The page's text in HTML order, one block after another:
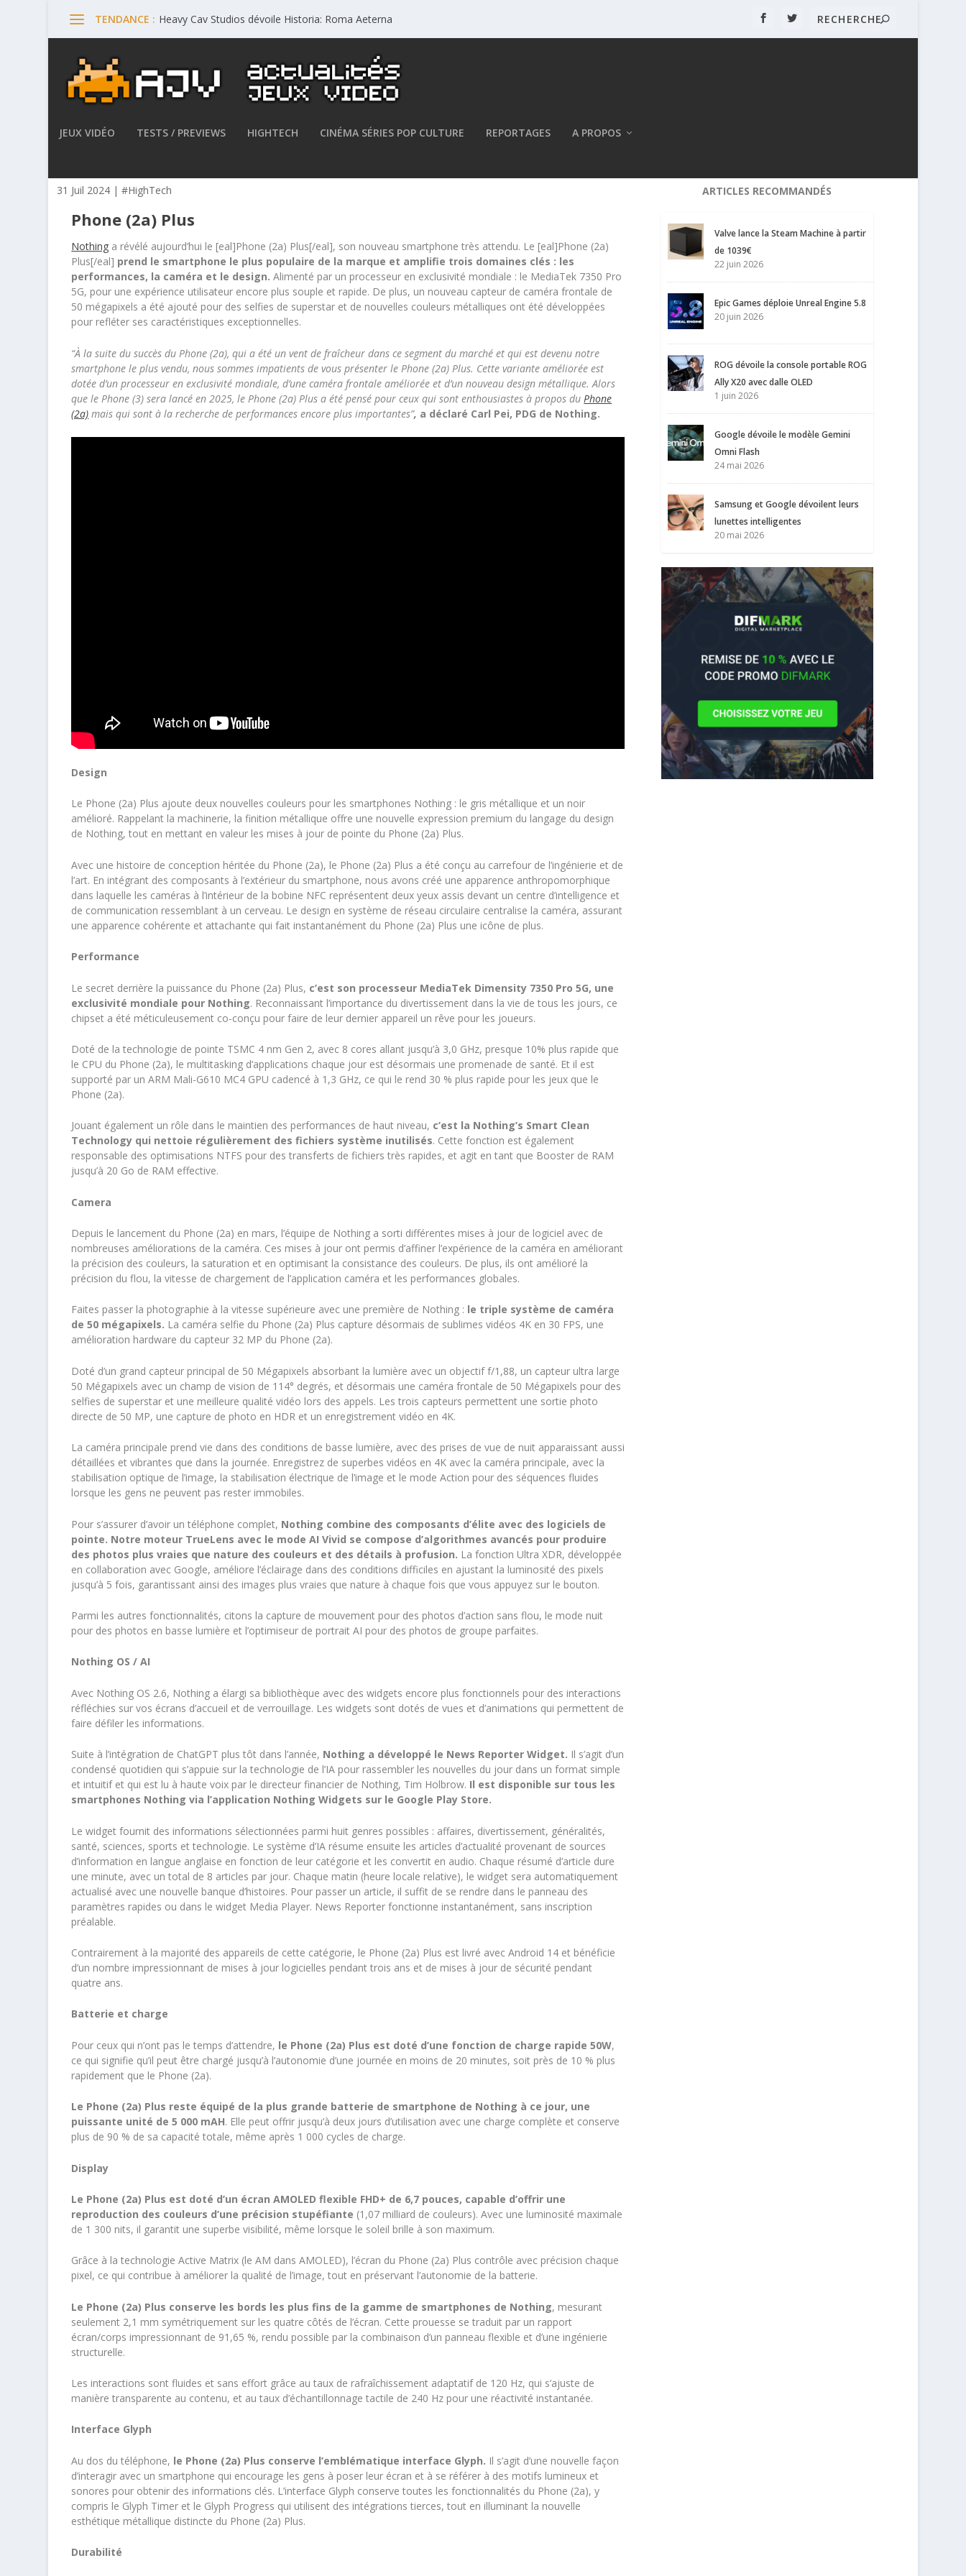
TENDANCE : Heavy Cav Studios dévoile Historia: Roma Aeterna
JEUX VIDÉO TESTS / PREVIEWS HIGHTECH CINÉMA SÉRIES POP CULTURE REPORTAGES A PROPOS
31 Juil 2024 |#HighTech
Phone (2a) Plus
Nothing a révélé aujourd’hui le [eal]Phone (2a) Plus[/eal], son nouveau smartphone très attendu. Le [eal]Phone (2a)
Plus[/eal] prend le smartphone le plus populaire de la marque et amplifie trois domaines clés : les
performances, la caméra et le design. Alimenté par un processeur en exclusivité mondiale : le MediaTek 7350 Pro
5G, pour une expérience utilisateur encore plus souple et rapide. De plus, un nouveau capteur de caméra frontale de
50 mégapixels a été ajouté pour des selfies de superstar et de nouvelles couleurs métalliques ont été développées
pour refléter ses caractéristiques exceptionnelles.
“À la suite du succès du Phone (2a), qui a été un vent de fraîcheur dans ce segment du marché et qui est devenu notre
smartphone le plus vendu, nous sommes impatients de vous présenter le Phone (2a) Plus. Cette variante améliorée est
dotée d’un processeur en exclusivité mondiale, d’une caméra frontale améliorée et d’un nouveau design métallique. Alors
que le Phone (3) sera lancé en 2025, le Phone (2a) Plus a été pensé pour ceux qui sont enthousiastes à propos du Phone
(2a) mais qui sont à la recherche de performances encore plus importantes”, a déclaré Carl Pei, PDG de Nothing.
Design
Le Phone (2a) Plus ajoute deux nouvelles couleurs pour les smartphones Nothing : le gris métallique et un noir
amélioré. Rappelant la machinerie, la finition métallique offre une nouvelle expression premium du langage du design
de Nothing, tout en mettant en valeur les mises à jour de pointe du Phone (2a) Plus.
Avec une histoire de conception héritée du Phone (2a), le Phone (2a) Plus a été conçu au carrefour de l’ingénierie et de
l’art. En intégrant des composants à l’extérieur du smartphone, nous avons créé une apparence anthropomorphique
dans laquelle les caméras à l’intérieur de la bobine NFC représentent deux yeux assis devant un centre d’intelligence et
de communication ressemblant à un cerveau. Le design en système de réseau circulaire centralise la caméra, assurant
une apparence cohérente et attachante qui fait instantanément du Phone (2a) Plus une icône de plus.
Performance
Le secret derrière la puissance du Phone (2a) Plus, c’est son processeur MediaTek Dimensity 7350 Pro 5G, une
exclusivité mondiale pour Nothing. Reconnaissant l’importance du divertissement dans la vie de tous les jours, ce
chipset a été méticuleusement co-conçu pour faire de leur dernier appareil un rêve pour les joueurs.
Doté de la technologie de pointe TSMC 4 nm Gen 2, avec 8 cores allant jusqu’à 3,0 GHz, presque 10% plus rapide que
le CPU du Phone (2a), le multitasking d’applications chaque jour est désormais une promenade de santé. Et il est
supporté par un ARM Mali-G610 MC4 GPU cadencé à 1,3 GHz, ce qui le rend 30 % plus rapide pour les jeux que le
Phone (2a).
Jouant également un rôle dans le maintien des performances de haut niveau, c’est la Nothing’s Smart Clean
Technology qui nettoie régulièrement des fichiers système inutilisés. Cette fonction est également
responsable des optimisations NTFS pour des transferts de fichiers très rapides, et agit en tant que Booster de RAM
jusqu’à 20 Go de RAM effective.
Camera
Depuis le lancement du Phone (2a) en mars, l’équipe de Nothing a sorti différentes mises à jour de logiciel avec de
nombreuses améliorations de la caméra. Ces mises à jour ont permis d’affiner l’expérience de la caméra en améliorant
la précision des couleurs, la saturation et en optimisant la consistance des couleurs. De plus, ils ont amélioré la
précision du flou, la vitesse de chargement de l’application caméra et les performances globales.
Faites passer la photographie à la vitesse supérieure avec une première de Nothing : le triple système de caméra
de 50 mégapixels. La caméra selfie du Phone (2a) Plus capture désormais de sublimes vidéos 4K en 30 FPS, une
amélioration hardware du capteur 32 MP du Phone (2a).
Doté d’un grand capteur principal de 50 Mégapixels absorbant la lumière avec un objectif f/1,88, un capteur ultra large
50 Mégapixels avec un champ de vision de 114° degrés, et désormais une caméra frontale de 50 Mégapixels pour des
selfies de superstar et une meilleure qualité vidéo lors des appels. Les trois capteurs permettent une sortie photo
directe de 50 MP, une capture de photo en HDR et un enregistrement vidéo en 4K.
La caméra principale prend vie dans des conditions de basse lumière, avec des prises de vue de nuit apparaissant aussi
détaillées et vibrantes que dans la journée. Enregistrez de superbes vidéos en 4K avec la caméra principale, avec la
stabilisation optique de l’image, la stabilisation électrique de l’image et le mode Action pour des séquences fluides
lorsque les gens ne peuvent pas rester immobiles.
Pour s’assurer d’avoir un téléphone complet, Nothing combine des composants d’élite avec des logiciels de
pointe. Notre moteur TrueLens avec le mode AI Vivid se compose d’algorithmes avancés pour produire
des photos plus vraies que nature des couleurs et des détails à profusion. La fonction Ultra XDR, développée
en collaboration avec Google, améliore l’éclairage dans des conditions difficiles en ajustant la luminosité des pixels
jusqu’à 5 fois, garantissant ainsi des images plus vraies que nature à chaque fois que vous appuyez sur le bouton.
Parmi les autres fonctionnalités, citons la capture de mouvement pour des photos d’action sans flou, le mode nuit
pour des photos en basse lumière et l’optimiseur de portrait AI pour des photos de groupe parfaites.
Nothing OS / AI
Avec Nothing OS 2.6, Nothing a élargi sa bibliothèque avec des widgets encore plus fonctionnels pour des interactions
réfléchies sur vos écrans d’accueil et de verrouillage. Les widgets sont dotés de vues et d’animations qui permettent de
faire défiler les informations.
Suite à l’intégration de ChatGPT plus tôt dans l’année, Nothing a développé le News Reporter Widget. Il s’agit d’un
condensé quotidien qui s’appuie sur la technologie de l’IA pour rassembler les nouvelles du jour dans un format simple
et intuitif et qui est lu à haute voix par le directeur financier de Nothing, Tim Holbrow. Il est disponible sur tous les
smartphones Nothing via l’application Nothing Widgets sur le Google Play Store.
Le widget fournit des informations sélectionnées parmi huit genres possibles : affaires, divertissement, généralités,
santé, sciences, sports et technologie. Le système d’IA résume ensuite les articles d’actualité provenant de sources
d’information en langue anglaise en fonction de leur catégorie et les convertit en audio. Chaque résumé d’article dure
une minute, avec un total de 8 articles par jour. Chaque matin (heure locale relative), le widget sera automatiquement
actualisé avec une nouvelle banque d’histoires. Pour passer un article, il suffit de se rendre dans le panneau des
paramètres rapides ou dans le widget Media Player. News Reporter fonctionne instantanément, sans inscription
préalable.
Contrairement à la majorité des appareils de cette catégorie, le Phone (2a) Plus est livré avec Android 14 et bénéficie
d’un nombre impressionnant de mises à jour logicielles pendant trois ans et de mises à jour de sécurité pendant
quatre ans.
Batterie et charge
Pour ceux qui n’ont pas le temps d’attendre, le Phone (2a) Plus est doté d’une fonction de charge rapide 50W,
ce qui signifie qu’il peut être chargé jusqu’à l’autonomie d’une journée en moins de 20 minutes, soit près de 10 % plus
rapidement que le Phone (2a).
Le Phone (2a) Plus reste équipé de la plus grande batterie de smartphone de Nothing à ce jour, une
puissante unité de 5 000 mAH. Elle peut offrir jusqu’à deux jours d’utilisation avec une charge complète et conserve
plus de 90 % de sa capacité totale, même après 1 000 cycles de charge.
Display
Le Phone (2a) Plus est doté d’un écran AMOLED flexible FHD+ de 6,7 pouces, capable d’offrir une
reproduction des couleurs d’une précision stupéfiante (1,07 milliard de couleurs). Avec une luminosité maximale
de 1 300 nits, il garantit une superbe visibilité, même lorsque le soleil brille à son maximum.
Grâce à la technologie Active Matrix (le AM dans AMOLED), l’écran du Phone (2a) Plus contrôle avec précision chaque
pixel, ce qui contribue à améliorer la qualité de l’image, tout en préservant l’autonomie de la batterie.
Le Phone (2a) Plus conserve les bords les plus fins de la gamme de smartphones de Nothing, mesurant
seulement 2,1 mm symétriquement sur les quatre côtés de l’écran. Cette prouesse se traduit par un rapport
écran/corps impressionnant de 91,65 %, rendu possible par la combinaison d’un panneau flexible et d’une ingénierie
structurelle.
Les interactions sont fluides et sans effort grâce au taux de rafraîchissement adaptatif de 120 Hz, qui s’ajuste de
manière transparente au contenu, et au taux d’échantillonnage tactile de 240 Hz pour une réactivité instantanée.
Interface Glyph
Au dos du téléphone, le Phone (2a) Plus conserve l’emblématique interface Glyph. Il s’agit d’une nouvelle façon
d’interagir avec un smartphone qui encourage les gens à poser leur écran et à se référer à des motifs lumineux et
sonores pour obtenir des informations clés. L’interface Glyph conserve toutes les fonctionnalités du Phone (2a), y
compris le Glyph Timer et le Glyph Progress qui utilisent des intégrations tierces, tout en illuminant la nouvelle
esthétique métallique distincte du Phone (2a) Plus.
Durabilité
ARTICLES RECOMMANDÉS
Valve lance la Steam Machine à partir
de 1039€
22 juin 2026
Epic Games déploie Unreal Engine 5.8
20 juin 2026
ROG dévoile la console portable ROG
Ally X20 avec dalle OLED
1 juin 2026
Google dévoile le modèle Gemini
Omni Flash
24 mai 2026
Samsung et Google dévoilent leurs
lunettes intelligentes
20 mai 2026